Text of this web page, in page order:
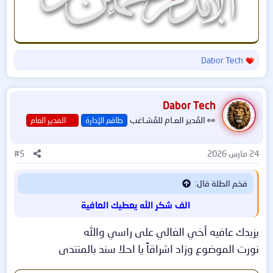
🎯 لمحة سريعة
كم مرة واجهت مشكلة "الشاشة الزرقاء" أو
تجمد الجهاز أثناء اللعب ؟ 🤔
أو شعرت أن كرت الشاشة والصوت لا
هنا يظهر العملاق Driver Booster 13 Pro
كأقوى مدير تعريفات في العالم 👇
━━━━━━━━━━━━
ا
ل
ت
ف
ا
ع
ا
ت
:
Dabor Tech
Dabor Tech
👀 المُدير العـام للمُشـاغب طاقم الإدارة المدير العام
24 مارس 2026 #5
فخم الطلة قال:
الف شكر الله يعطيك العافية
يزيدك عافيه أخي الغالي على راسي والله
نورت الموضوع وزاد اشراقاً يا احلا سند بالمنتدى